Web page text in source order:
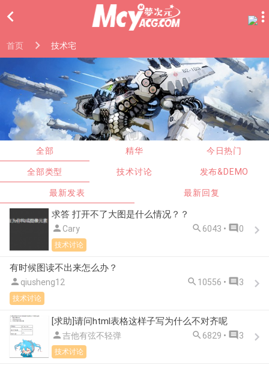

首页 技术宅
全部 精华
今日热门
全部类型
技术讨论
发布&DEMO
最新发表
最新回复
求答 打开不了大图是什么情况？？
 Cary  6043 •  0
技术讨论
有时候图读不出来怎么办？
 qiusheng12  10556 •  3
技术讨论
[求助]请问html表格这样子写为什么不对齐呢
吉他有弦不轻弹  6829 •  3
技术讨论